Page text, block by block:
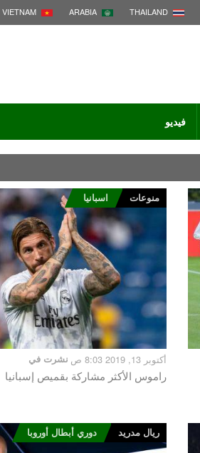
THAILAND
ARABIA
VIETNAM
فيديو
منوعات اسبانيا
نشرت في أكتوبر 13, 2019 8:03 ص
راموس الأكثر مشاركة بقميص إسبانيا
ريال مدريد دوري أبطال أوروبا